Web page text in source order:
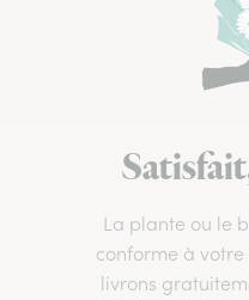
La plante ou le
conforme à
livrons